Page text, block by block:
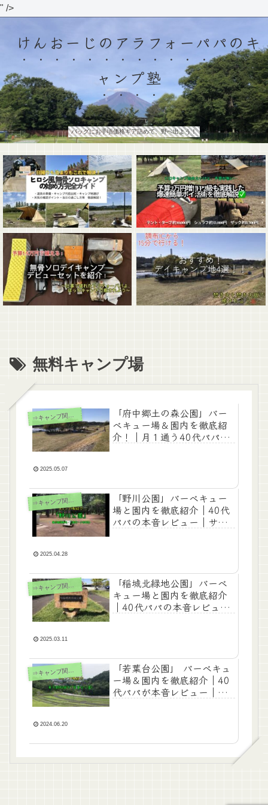
" />
けんおーじのアラフォーパパのキ
ャンプ塾
バッグにお手頃価格ギア詰めて、野へ出よう！
無料キャンプ場
⇒
キャンプ関連記事
「府中郷土の森公園」バー
ベキュー場＆園内を徹底紹
介！｜月１通う40代パパの
2025.05.07
⇒
キャンプ関連記事
「野川公園」バーベキュー
場と園内を徹底紹介｜40代
パパの本音レビュー｜サイ
2025.04.28
⇒
キャンプ関連記事
「稲城北緑地公園」バーベ
キュー場と園内を徹底紹介
｜40代パパの本音レビュー
2025.03.11
⇒
キャンプ関連記事
「若葉台公園」 バーベキュ
ー場＆園内を徹底紹介｜40
代パパが本音レビュー｜京
2024.06.20